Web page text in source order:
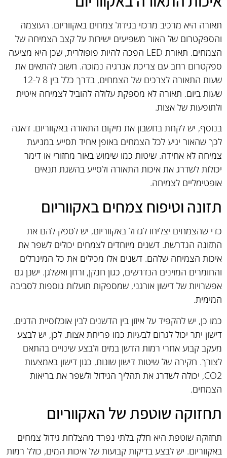
תאורה היא מרכיב מרכזי בגידול צמחים באקווריום. העוצמה
והספקטרום של האור משפיעים ישירות על קצב הצמיחה של
הצמחים. תאורת LED הפכה להיות פופולרית, שכן היא מציעה
ספקטרום רחב עם צריכת אנרגיה נמוכה. חשוב להתאים את
שעות התאורה לצרכים של הצמחים, בדרך כלל בין 8 ל-12
שעות ביום. תאורה לא מספקת עלולה להוביל לצמיחה איטית
ולתופעות של אצות.
בנוסף, יש לקחת בחשבון את מיקום התאורה באקווריום. דאגה
לכך שהאור יגיע לכל הצמחים באופן אחיד תסייע במניעת
צמיחה לא אחידה. שיטות כמו שימוש באור מחזורי או דימר
יכולות לשדרג את איכות התאורה ולסייע בהשגת תנאים
אופטימליים לצמיחה.
תזונה וטיפוח צמחים באקווריום
כדי שהצמחים יצליחו לגדול באקווריום, יש לספק להם את
התזונה הנדרשת. דשנים מיוחדים לצמחים יכולים לשפר את
איכות הצמיחה שלהם. דשנים אלו מכילים את כל המינרלים
והחומרים המזינים הנדרשים, כגון חנקן, זרחן ואשלגן. ישנן גם
אפשרויות של דישון אורגני, שמספקות תועלות נוספות לסביבה
המימית.
כמו כן, יש להקפיד על איזון בין הדשנים לבין אוכלוסיית הדגים.
דישון יתר יכול לגרום לבעיות כמו פריחת אצות. לכן, יש לבצע
מעקב קבוע אחרי רמות הדשן במים ולבצע שינויים בהתאם
לצורך. חקירה של שיטות דישון שונות, כגון דישון באמצעות
CO2, יכולה לשדרג את תהליך הגידול ולשפר את בריאות
הצמחים.
תחזוקה שוטפת של האקווריום
תחזוקה שוטפת היא חלק בלתי נפרד מהצלחת גידול צמחים
באקווריום. יש לבצע בדיקות קבועות של איכות המים, כולל רמות